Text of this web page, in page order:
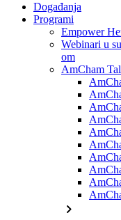
Događanja
Programi
Empower
Webinari u
om
AmCham
chevron_right